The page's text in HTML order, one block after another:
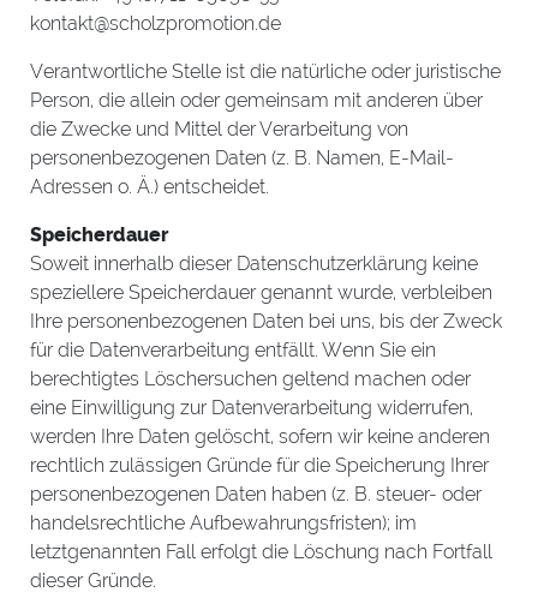
kontakt@scholzpromotion.de
Verantwortliche Stelle ist die natürliche oder juristische
Person, die allein oder gemeinsam mit anderen über
die Zwecke und Mittel der Verarbeitung von
personenbezogenen Daten (z. B. Namen, E-Mail-
Adressen o. Ä.) entscheidet.
Speicherdauer
Soweit innerhalb dieser Datenschutzerklärung keine
speziellere Speicherdauer genannt wurde, verbleiben
Ihre personenbezogenen Daten bei uns, bis der Zweck
für die Datenverarbeitung entfällt. Wenn Sie ein
berechtigtes Löschersuchen geltend machen oder
eine Einwilligung zur Datenverarbeitung widerrufen,
werden Ihre Daten gelöscht, sofern wir keine anderen
rechtlich zulässigen Gründe für die Speicherung Ihrer
personenbezogenen Daten haben (z. B. steuer- oder
handelsrechtliche Aufbewahrungsfristen); im
letztgenannten Fall erfolgt die Löschung nach Fortfall
dieser Gründe.